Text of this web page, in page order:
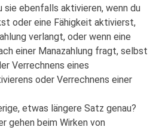
sie ebenfalls aktivieren, wenn du
oder eine Fähigkeit aktivierst,
verlangt, oder wenn eine
einer Manazahlung fragt, selbst
Verrechnens eines
oder Verrechnens einer
etwas längere Satz genau?
gehen beim Wirken von